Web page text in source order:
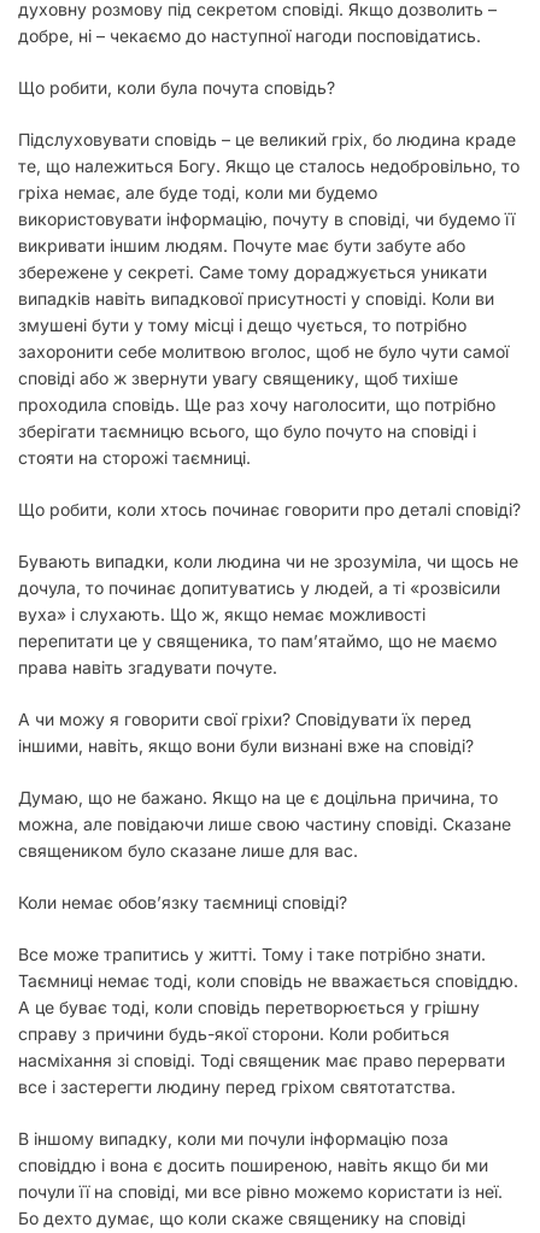
духовну розмову під секретом сповіді. Якщо дозволить –
добре, ні – чекаємо до наступної нагоди посповідатись.
Що робити, коли була почута сповідь?
Підслуховувати сповідь – це великий гріх, бо людина краде
те, що належиться Богу. Якщо це сталось недобровільно, то
гріха немає, але буде тоді, коли ми будемо
використовувати інформацію, почуту в сповіді, чи будемо її
викривати іншим людям. Почуте має бути забуте або
збережене у секреті. Саме тому дораджується уникати
випадків навіть випадкової присутності у сповіді. Коли ви
змушені бути у тому місці і дещо чується, то потрібно
захоронити себе молитвою вголос, щоб не було чути самої
сповіді або ж звернути увагу священику, щоб тихіше
проходила сповідь. Ще раз хочу наголосити, що потрібно
зберігати таємницю всього, що було почуто на сповіді і
стояти на сторожі таємниці.
Що робити, коли хтось починає говорити про деталі сповіді?
Бувають випадки, коли людина чи не зрозуміла, чи щось не
дочула, то починає допитуватись у людей, а ті «розвісили
вуха» і слухають. Що ж, якщо немає можливості
перепитати це у священика, то пам’ятаймо, що не маємо
права навіть згадувати почуте.
А чи можу я говорити свої гріхи? Сповідувати їх перед
іншими, навіть, якщо вони були визнані вже на сповіді?
Думаю, що не бажано. Якщо на це є доцільна причина, то
можна, але повідаючи лише свою частину сповіді. Сказане
священиком було сказане лише для вас.
Коли немає обов’язку таємниці сповіді?
Все може трапитись у житті. Тому і таке потрібно знати.
Таємниці немає тоді, коли сповідь не вважається сповіддю.
А це буває тоді, коли сповідь перетворюється у грішну
справу з причини будь-якої сторони. Коли робиться
насміхання зі сповіді. Тоді священик має право перервати
все і застерегти людину перед гріхом святотатства.
В іншому випадку, коли ми почули інформацію поза
сповіддю і вона є досить поширеною, навіть якщо би ми
почули її на сповіді, ми все рівно можемо користати із неї.
Бо дехто думає, що коли скаже священику на сповіді